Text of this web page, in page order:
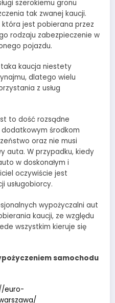
szerokiemu gronu
tak zwanej kaucji.
która jest pobierana przez
rodzaju zabezpieczenie w
pojazdu.
kaucja niestety
dlatego wielu
z usług
to dość rozsądne
dodatkowym środkom
oraz nie musi
auta. W przypadku, kiedy
w doskonałym i
oczywiście jest
usługobiorcy.
wypożyczalni aut
kaucji, ze względu
wszystkim kieruje się
samochodu
euro-